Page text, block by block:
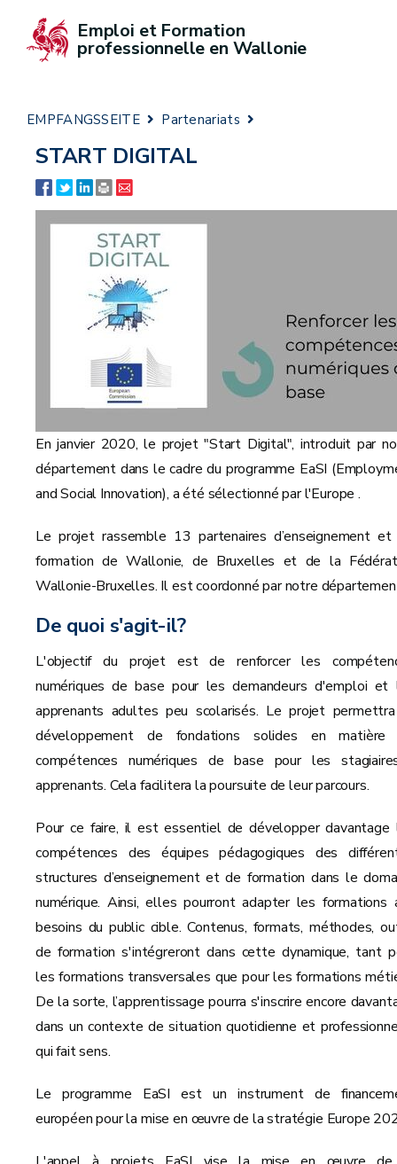
Emploi et Formation
professionnelle en Wallonie
EMPFANGSSEITE Partenariats
START DIGITAL
En janvier 2020, le projet "Start Digital", introduit par
département dans le cadre du programme EaSI
and Social Innovation), a été sélectionné par l'Europe .
Le projet rassemble 13 partenaires d’enseignement
formation de Wallonie, de Bruxelles et de la
Wallonie-Bruxelles. Il est coordonné par notre
De quoi s'agit-il?
L'objectif du projet est de renforcer les
numériques de base pour les demandeurs d'emploi et
apprenants adultes peu scolarisés. Le projet
développement de fondations solides en matière
compétences numériques de base pour les
apprenants. Cela facilitera la poursuite de leur parcours.
Pour ce faire, il est essentiel de développer davantage
compétences des équipes pédagogiques des
structures d’enseignement et de formation dans le
numérique. Ainsi, elles pourront adapter les formations
besoins du public cible. Contenus, formats, méthodes,
de formation s'intégreront dans cette dynamique, tant
les formations transversales que pour les formations
De la sorte, l’apprentissage pourra s'inscrire encore
dans un contexte de situation quotidienne et
qui fait sens.
Le programme EaSI est un instrument de
européen pour la mise en œuvre de la stratégie Europe